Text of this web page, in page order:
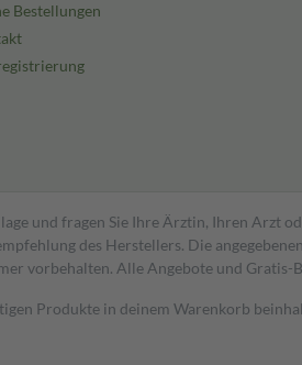
Bestellungen
und fragen Sie Ihre Ärztin, Ihren
des Herstellers. Die
vorbehalten. Alle Angebote und Gratis-
Produkte in deinem Warenkorb